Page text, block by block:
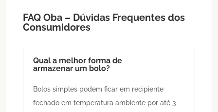
FAQ Oba – Dúvidas Frequentes dos
Consumidores
Qual a melhor forma de
armazenar um bolo?
Bolos simples podem ficar em recipiente
fechado em temperatura ambiente por até 3